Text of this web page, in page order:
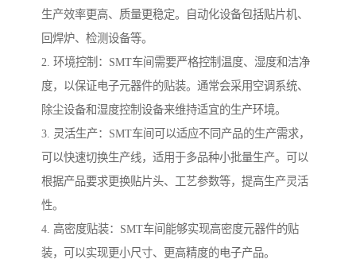
生产效率更高、质量更稳定。自动化设备包括贴片机、
回焊炉、检测设备等。
2. 环境控制：SMT车间需要严格控制温度、湿度和洁净
度，以保证电子元器件的贴装。通常会采用空调系统、
除尘设备和湿度控制设备来维持适宜的生产环境。
3. 灵活生产：SMT车间可以适应不同产品的生产需求，
可以快速切换生产线，适用于多品种小批量生产。可以
根据产品要求更换贴片头、工艺参数等，提高生产灵活
性。
4. 高密度贴装：SMT车间能够实现高密度元器件的贴
装，可以实现更小尺寸、更高精度的电子产品。